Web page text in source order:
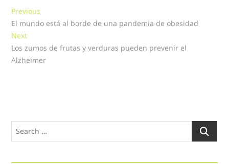
Navegación
de
entradas
Previous
post:
El mundo está al borde de una pandemia de obesidad
NextNext
post:
Los zumos de frutas y verduras pueden prevenir el
Alzheimer
Search